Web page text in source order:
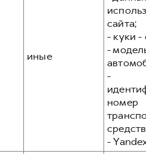
иные
сайта;
- куки
-
-
номер
-